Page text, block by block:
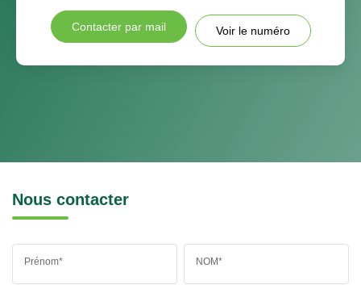
Contacter par mail Voir le numéro
Nous contacter
Prénom* NOM*